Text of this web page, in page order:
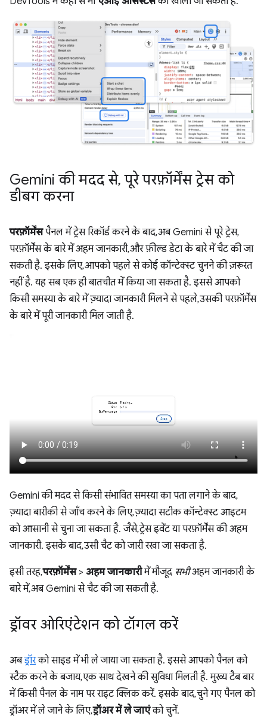
Gemini की मदद से, पूरे परफ़ॉर्मेंस ट्रेस को
डीबग करना
परफ़ॉर्मेंसपैनल में ट्रेस रिकॉर्ड करने के बाद, अब Gemini से पूरे ट्रेस,
परफ़ॉर्मेंस के बारे में अहम जानकारी, और फ़ील्ड डेटा के बारे में चैट की जा
सकती है. इसके लिए, आपको पहले से कोई कॉन्टेक्स्ट चुनने की ज़रूरत
नहीं है. यह सब एक ही बातचीत में किया जा सकता है. इससे आपको
किसी समस्या के बारे में ज़्यादा जानकारी मिलने से पहले, उसकी परफ़ॉर्मेंस
के बारे में पूरी जानकारी मिल जाती है.
Gemini की मदद से किसी संभावित समस्या का पता लगाने के बाद,
ज़्यादा बारीकी से जाँच करने के लिए, ज़्यादा सटीक कॉन्टेक्स्ट आइटम
को आसानी से चुना जा सकता है. जैसे, ट्रेस इवेंट या परफ़ॉर्मेंस की अहम
जानकारी. इसके बाद, उसी चैट को जारी रखा जा सकता है.
इसी तरह,परफ़ॉर्मेंस> अहम जानकारीमें मौजूद सभीअहम जानकारी के
बारे में, अब Gemini से चैट की जा सकती है.
ड्रॉवर ओरिएंटेशन को टॉगल करें
अबड्रॉरको साइड में भी ले जाया जा सकता है. इससे आपको पैनल को
स्टैक करने के बजाय, एक साथ देखने की सुविधा मिलती है. मुख्य टैब बार
में किसी पैनल के नाम पर राइट क्लिक करें. इसके बाद, चुने गए पैनल को
ड्रॉअर में ले जाने के लिए,ड्रॉअर में ले जाएंको चुनें.